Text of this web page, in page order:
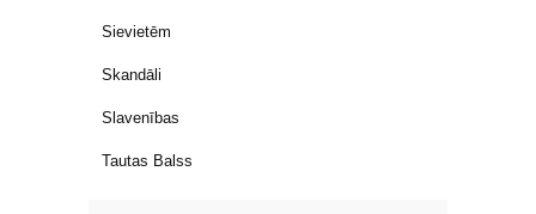
Sievietēm
Skandāli
Slavenības
Tautas Balss